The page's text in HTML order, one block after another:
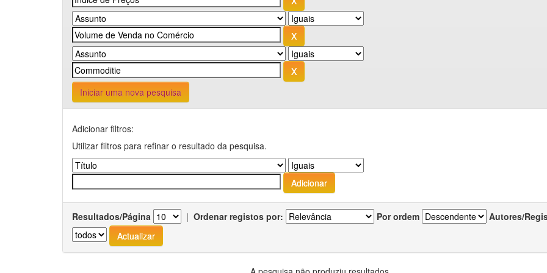
Iniciar uma nova pesquisa
Adicionar filtros:
Utilizar filtros para refinar o resultado da pesquisa.
Resultados/Página | Ordenar registos por: Por ordem Autores/